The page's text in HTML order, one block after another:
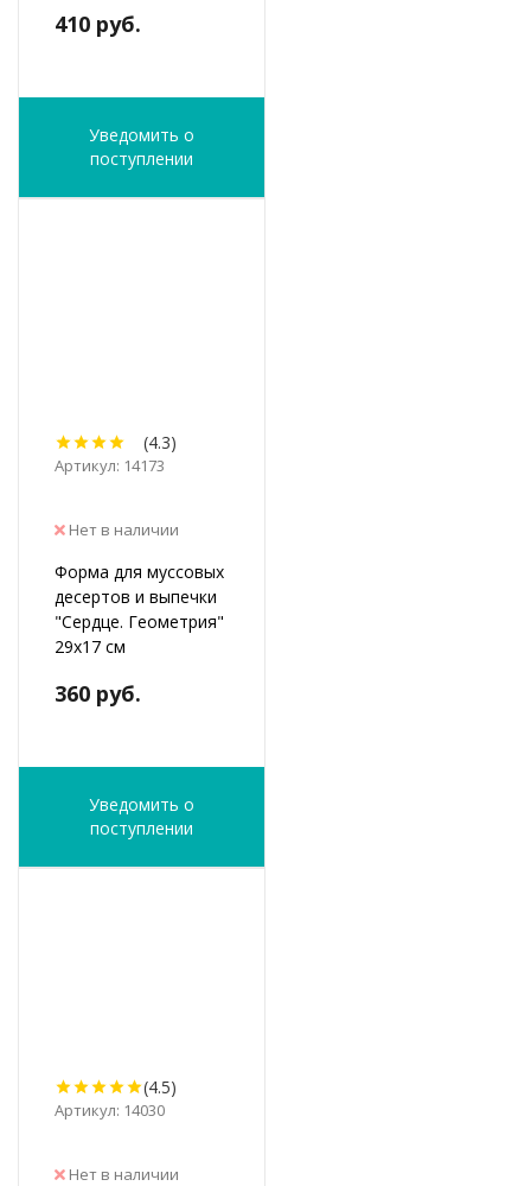
410 руб.
Уведомить о
поступлении
(4.3)
Артикул: 14173
Нет в наличии
Форма для муссовых
десертов и выпечки
"Сердце. Геометрия"
29х17 см
360 руб.
Уведомить о
поступлении
(4.5)
Артикул: 14030
Нет в наличии